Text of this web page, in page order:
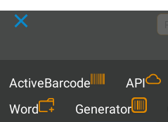
ActiveBarcode API
Word
Generator